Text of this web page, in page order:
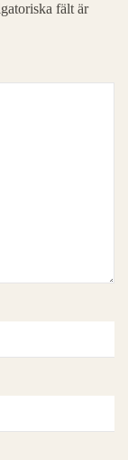
fält är